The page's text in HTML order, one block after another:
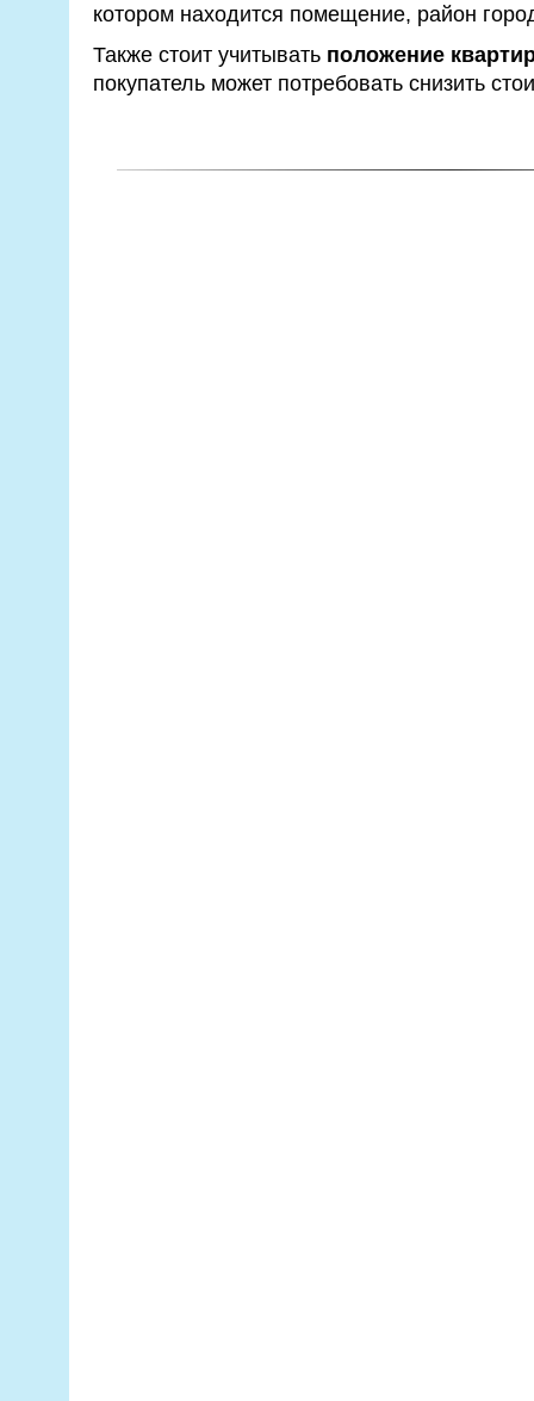
котором находится помещение, район
Также стоит учитывать положение
покупатель может потребовать снизить